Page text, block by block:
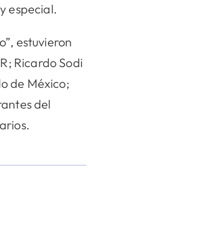
especial.
estuvieron
Ricardo Sodi
de México;
del